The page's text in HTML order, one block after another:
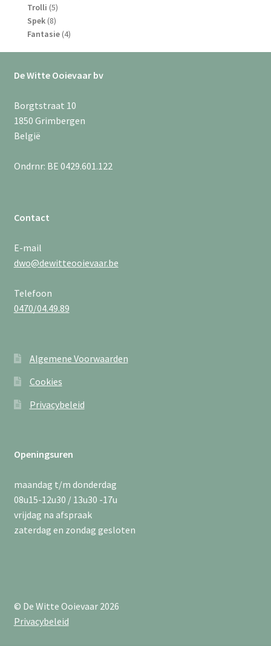
Trolli 55
producten
Spek 88
producten
Fantasie 44
De Witte Ooievaar bv
Borgtstraat 10
1850 Grimbergen
België
Ondrnr: BE 0429.601.122
Contact
E-mail
dwo@dewitteooievaar.be
Telefoon
0470/04.49.89
Algemene Voorwaarden
Cookies
Privacybeleid
Openingsuren
maandag t/m donderdag
08u15-12u30 / 13u30 -17u
vrijdag na afspraak
zaterdag en zondag gesloten
© De Witte Ooievaar 2026
Privacybeleid